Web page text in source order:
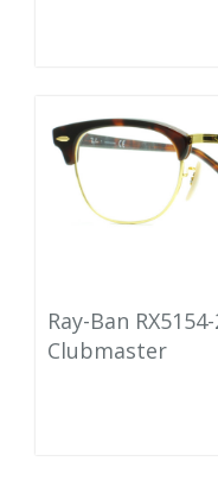
Ray-Ban
Clubmaster